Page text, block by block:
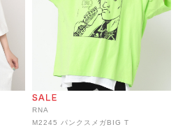
RNA
M2245 パンクスメガBIG T